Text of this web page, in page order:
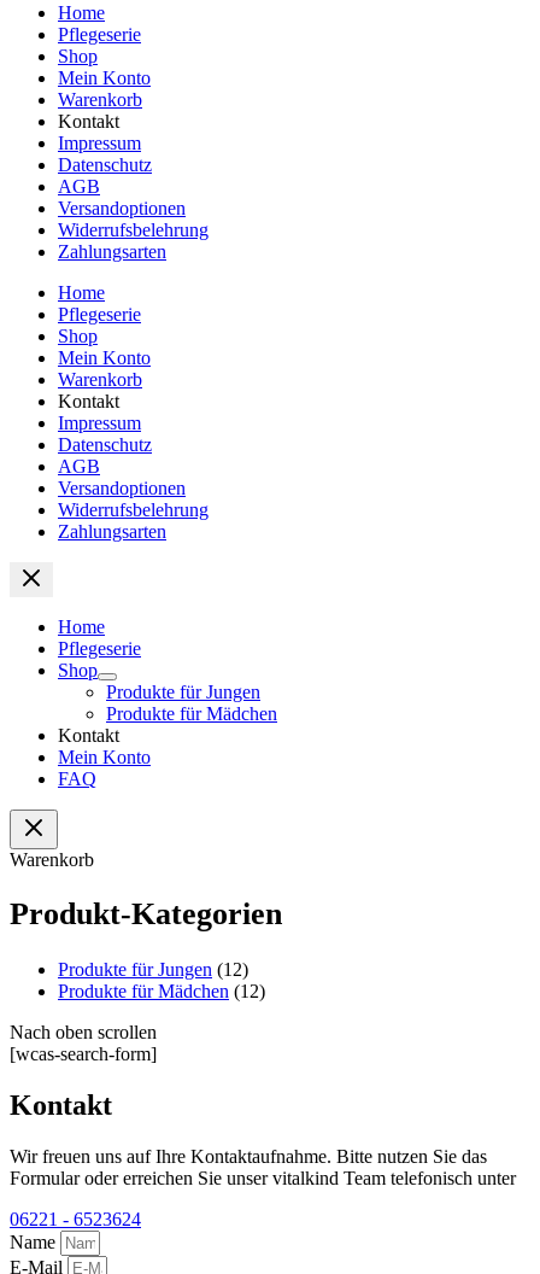
Home
Pflegeserie
Shop
Mein Konto
Warenkorb
Kontakt
Impressum
Datenschutz
AGB
Versandoptionen
Widerrufsbelehrung
Zahlungsarten
Home
Pflegeserie
Shop
Mein Konto
Warenkorb
Kontakt
Impressum
Datenschutz
AGB
Versandoptionen
Widerrufsbelehrung
Zahlungsarten
Home
Pflegeserie
Shop
Produkte für Jungen
Produkte für Mädchen
Kontakt
Mein Konto
FAQ
Warenkorb
Produkt-Kategorien
Produkte für Jungen (12)
Produkte für Mädchen (12)
Nach oben scrollen
[wcas-search-form]
Kontakt
Wir freuen uns auf Ihre Kontaktaufnahme. Bitte nutzen Sie das
Formular oder erreichen Sie unser vitalkind Team telefonisch unter
06221 - 6523624
Name
E-Mail